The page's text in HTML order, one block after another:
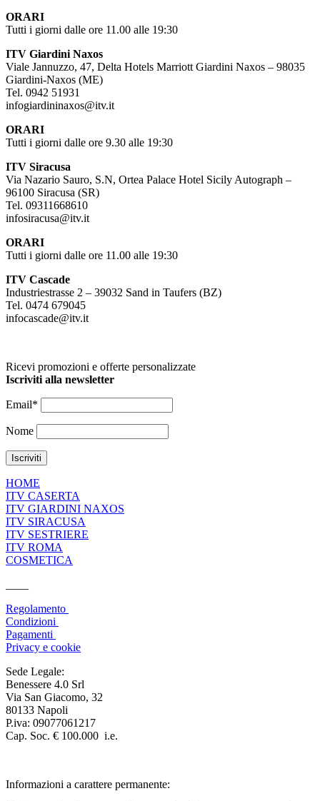
ORARI
Tutti i giorni dalle ore 11.00 alle 19:30
ITV Giardini Naxos
Viale Jannuzzo, 47, Delta Hotels Marriott Giardini Naxos – 98035
Giardini-Naxos (ME)
Tel. 0942 51931
infogiardininaxos@itv.it
ORARI
Tutti i giorni dalle ore 9.30 alle 19:30
ITV Siracusa
Via Nazario Sauro, S.N, Ortea Palace Hotel Sicily Autograph –
96100 Siracusa (SR)
Tel. 09311668610
infosiracusa@itv.it
ORARI
Tutti i giorni dalle ore 11.00 alle 19:30
ITV Cascade
Industriestrasse 2 – 39032 Sand in Taufers (BZ)
Tel. 0474 679045
infocascade@itv.it
Ricevi promozioni e offerte personalizzate
Iscriviti alla newsletter
Email*
Nome
HOME
ITV CASERTA
ITV GIARDINI NAXOS
ITV SIRACUSA
ITV SESTRIERE
ITV ROMA
COSMETICA
Regolamento
Condizioni
Pagamenti
Privacy e cookie
Sede Legale:
Benessere 4.0 Srl
Via San Giacomo, 32
80133 Napoli
P.iva: 09077061217
Cap. Soc. € 100.000 i.e.
Informazioni a carattere permanente: